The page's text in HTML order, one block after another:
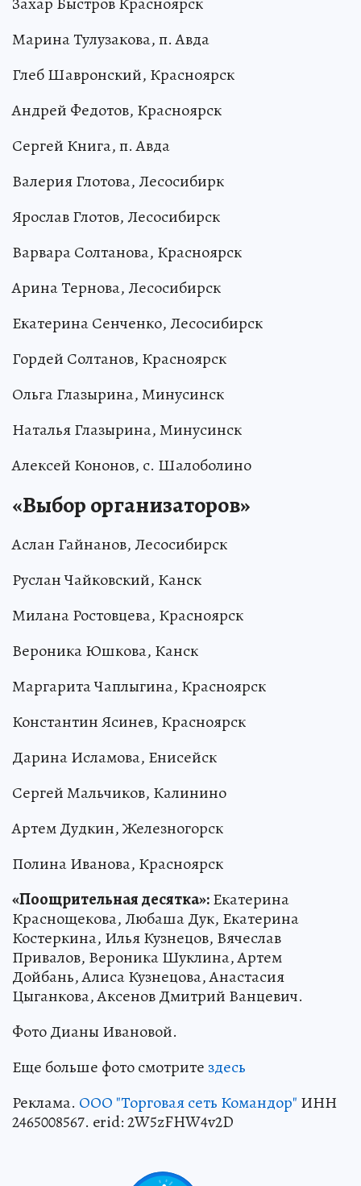
Марина Тулузакова, п. Авда
Глеб Шавронский, Красноярск
Андрей Федотов, Красноярск
Сергей Книга, п. Авда
Валерия Глотова, Лесосибирк
Ярослав Глотов, Лесосибирск
Варвара Солтанова, Красноярск
Арина Тернова, Лесосибирск
Екатерина Сенченко, Лесосибирск
Гордей Солтанов, Красноярск
Ольга Глазырина, Минусинск
Наталья Глазырина, Минусинск
Алексей Кононов, с. Шалоболино
«Выбор организаторов»
Аслан Гайнанов, Лесосибирск
Руслан Чайковский, Канск
Милана Ростовцева, Красноярск
Вероника Юшкова, Канск
Маргарита Чаплыгина, Красноярск
Константин Ясинев, Красноярск
Дарина Исламова, Енисейск
Сергей Мальчиков, Калинино
Артем Дудкин, Железногорск
Полина Иванова, Красноярск
«Поощрительная десятка»:Екатерина
Краснощекова, Любаша Дук, Екатерина
Костеркина, Илья Кузнецов, Вячеслав
Привалов, Вероника Шуклина, Артем
Дойбань, Алиса Кузнецова, Анастасия
Цыганкова, Аксенов Дмитрий Ванцевич.
Фото Дианы Ивановой.
Еще больше фото смотрите здесь
Реклама. ООО "Торговая сеть Командор" ИНН
2465008567. erid: 2W5zFHW4v2D